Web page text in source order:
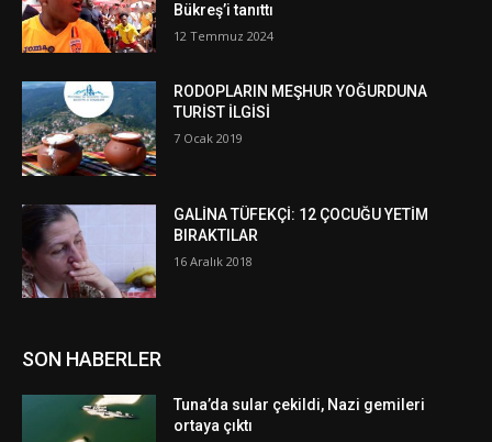
Bükreş’i tanıttı
12 Temmuz 2024
RODOPLARIN MEŞHUR YOĞURDUNA
TURİST İLGİSİ
7 Ocak 2019
GALİNA TÜFEKÇİ: 12 ÇOCUĞU YETİM
BIRAKTILAR
16 Aralık 2018
SON HABERLER
Tuna’da sular çekildi, Nazi gemileri
ortaya çıktı